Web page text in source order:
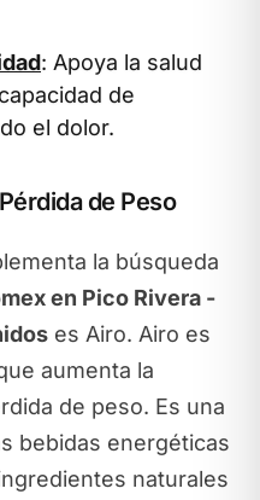
: Apoya la salud
de
el dolor.
de Peso
la búsqueda
en Pico Rivera -
es Airo. Airo es
aumenta la
de peso. Es una
bebidas energéticas
naturales